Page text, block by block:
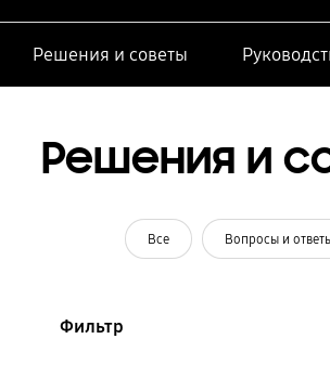
Решения и советы
Решения и
Все Вопросы и
Фильтр